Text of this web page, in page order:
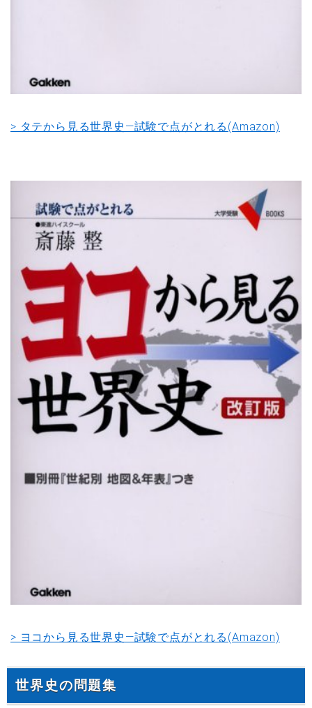
> タテから見る世界史―試験で点がとれる(Amazon)
> ヨコから見る世界史―試験で点がとれる(Amazon)
世界史の問題集